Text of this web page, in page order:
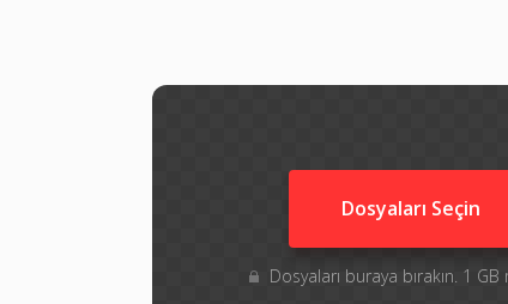
Dosyaları Seçin
Dosyaları buraya bırakın. 1